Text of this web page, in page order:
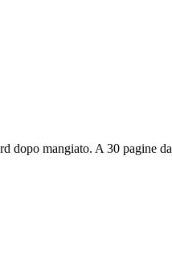
dopo mangiato. A 30 pagine